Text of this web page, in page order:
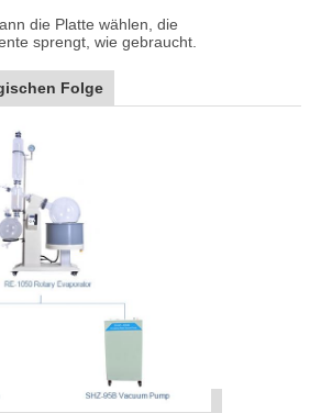
die Platte wählen, die
sprengt, wie gebraucht.
Folge